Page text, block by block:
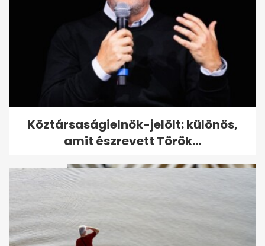
Magyar Pétert Varga Juditról,
a súlyáról és az alvásidejéről...
Köztársaságielnök-jelölt: különös,
amit észrevett Török...